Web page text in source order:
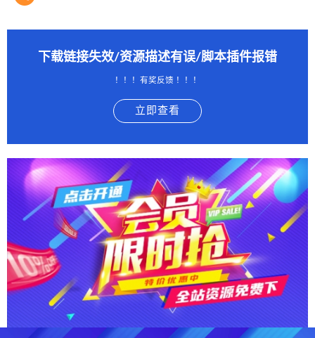
下载链接失效/资源描述有误/脚本插件报错
！！！有奖反馈 ！！！
立即查看